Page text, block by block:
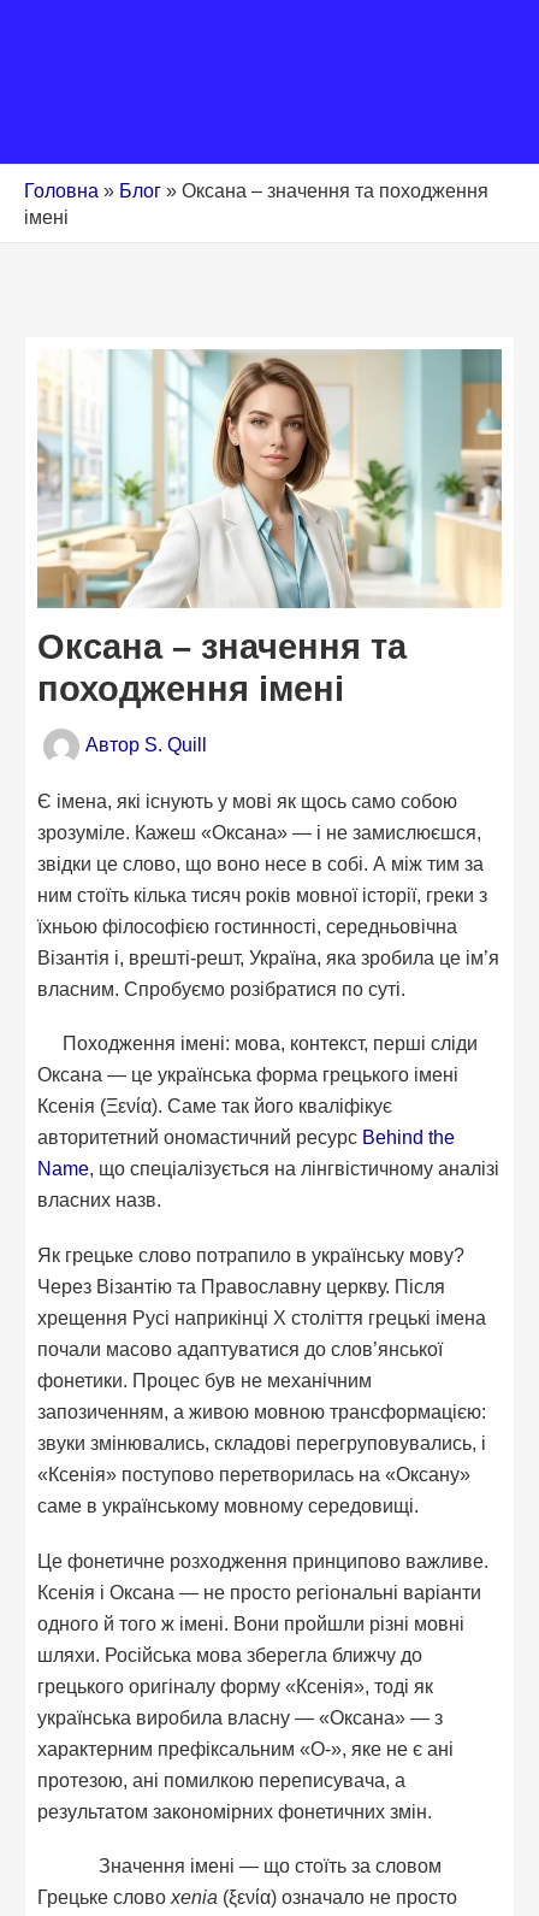
Головна » Блог » Оксана – значення та походження
імені
Оксана – значення та
походження імені
Автор S. Quill
Є імена, які існують у мові як щось само собою
зрозуміле. Кажеш «Оксана» — і не замислюєшся,
звідки це слово, що воно несе в собі. А між тим за
ним стоїть кілька тисяч років мовної історії, греки з
їхньою філософією гостинності, середньовічна
Візантія і, врешті-решт, Україна, яка зробила це ім’я
власним. Спробуємо розібратися по суті.
Походження імені: мова, контекст, перші сліди
Оксана — це українська форма грецького імені
Ксенія (Ξενία). Саме так його кваліфікує
авторитетний ономастичний ресурс Behind the
Name, що спеціалізується на лінгвістичному аналізі
власних назв.
Як грецьке слово потрапило в українську мову?
Через Візантію та Православну церкву. Після
хрещення Русі наприкінці X століття грецькі імена
почали масово адаптуватися до слов’янської
фонетики. Процес був не механічним
запозиченням, а живою мовною трансформацією:
звуки змінювались, складові перегруповувались, і
«Ксенія» поступово перетворилась на «Оксану»
саме в українському мовному середовищі.
Це фонетичне розходження принципово важливе.
Ксенія і Оксана — не просто регіональні варіанти
одного й того ж імені. Вони пройшли різні мовні
шляхи. Російська мова зберегла ближчу до
грецького оригіналу форму «Ксенія», тоді як
українська виробила власну — «Оксана» — з
характерним префіксальним «О-», яке не є ані
протезою, ані помилкою переписувача, а
результатом закономірних фонетичних змін.
Значення імені — що стоїть за словом
Грецьке словоxenia (ξενία) означало не просто